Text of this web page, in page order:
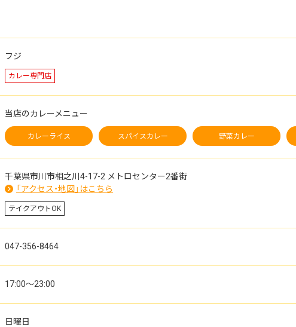
フジ
カレー専門店
当店のカレーメニュー
カレーライス スパイスカレー 野菜カレー
千葉県市川市相之川4-17-2 メトロセンター2番街
「アクセス・地図」はこちら
テイクアウトOK
047-356-8464
17:00～23:00
日曜日